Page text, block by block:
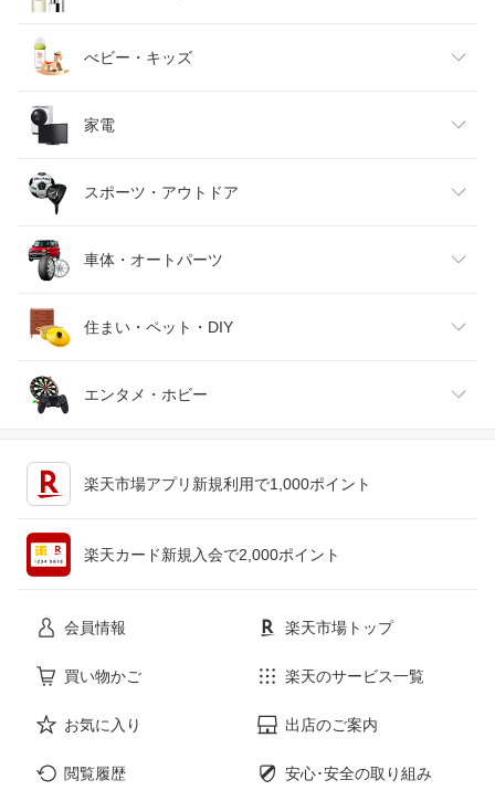
ベビーファッション
インナー・下着・ナイトウェア
バッグ・小物・ブランド雑貨
靴
腕時計
ジュエリー・アクセサリー
水・ソフトドリンク
ビール・洋酒
ワイン
日本酒・焼酎
ダイエット・健康
医薬品・コンタクト・介護
美容・コスメ・香水
べビー・キッズ
キッズ・ベビー・マタニティ
おもちゃ
家電
家電
TV・オーディオ・カメラ
スマートフォン・タブレット
パソコン・周辺機器
スポーツ・アウトドア
スポーツ・アウトドア
ゴルフ
車体・オートパーツ
車用品・バイク用品
車・バイク
住まい・ペット・DIY
インテリア・寝具・収納
エンタメ・ホビー
本・雑誌・コミック
楽天市場アプリ新規利用で1,000ポイント
楽天カード新規入会で2,000ポイント
会員情報 楽天市場トップ
買い物かご 楽天のサービス一覧
お気に入り 出店のご案内
閲覧履歴 安心･安全の取り組み